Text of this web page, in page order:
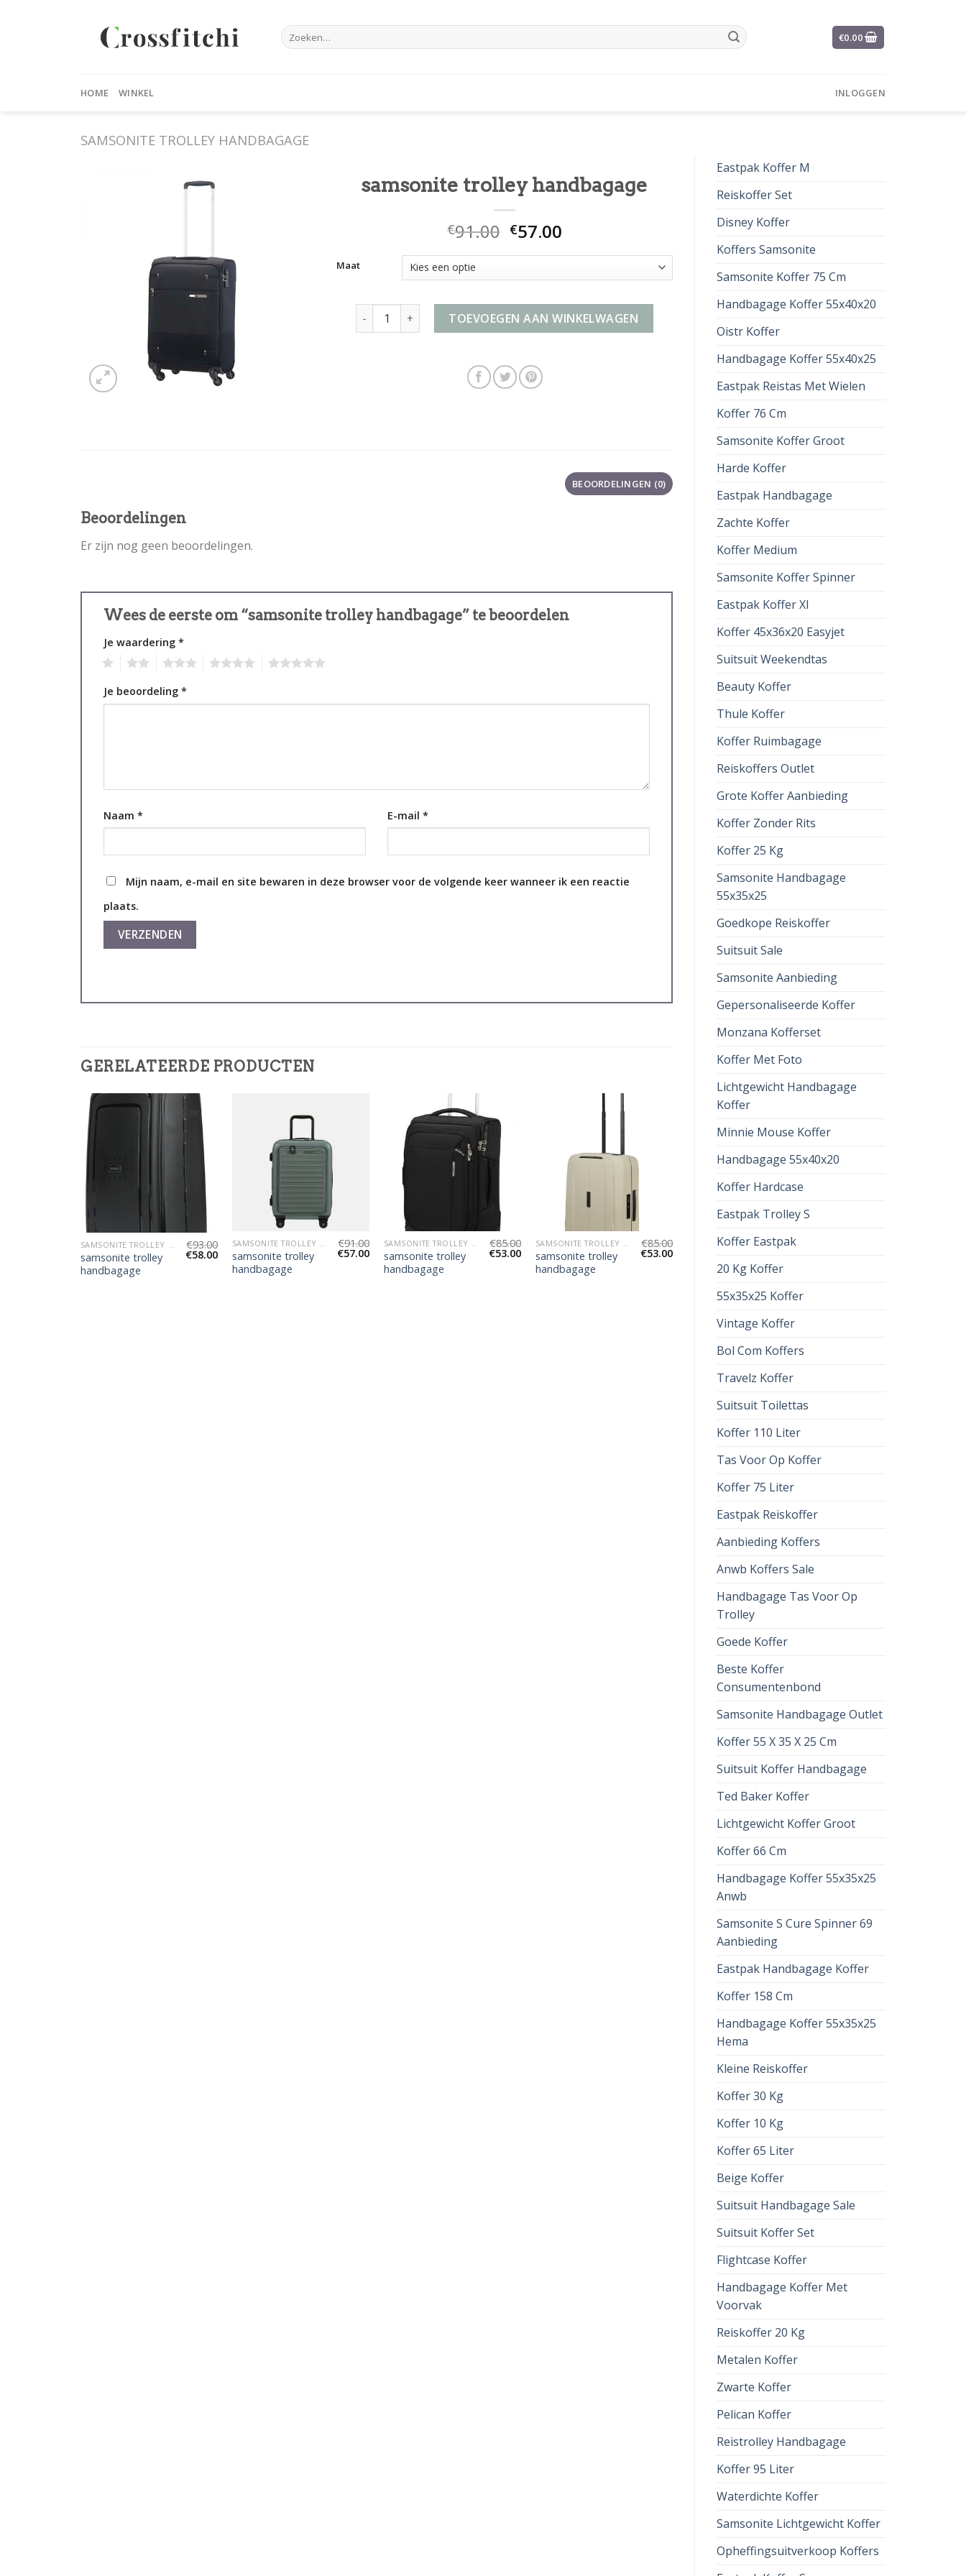
Zoeken
naar:
€0.00
HOME WINKEL INLOGGEN
SAMSONITE TROLLEY HANDBAGAGE
Eastpak Koffer M
Reiskoffer Set
Disney Koffer
Koffers Samsonite
Samsonite Koffer 75 Cm
Handbagage Koffer 55x40x20
Oistr Koffer
Handbagage Koffer 55x40x25
Eastpak Reistas Met Wielen
Koffer 76 Cm
Samsonite Koffer Groot
Harde Koffer
Eastpak Handbagage
Zachte Koffer
Koffer Medium
Samsonite Koffer Spinner
Eastpak Koffer Xl
Koffer 45x36x20 Easyjet
Suitsuit Weekendtas
Beauty Koffer
Thule Koffer
Koffer Ruimbagage
Reiskoffers Outlet
Grote Koffer Aanbieding
Koffer Zonder Rits
Koffer 25 Kg
Samsonite Handbagage
55x35x25
Goedkope Reiskoffer
Suitsuit Sale
Samsonite Aanbieding
Gepersonaliseerde Koffer
Monzana Kofferset
Koffer Met Foto
Lichtgewicht Handbagage
Koffer
Minnie Mouse Koffer
Handbagage 55x40x20
Koffer Hardcase
Eastpak Trolley S
Koffer Eastpak
20 Kg Koffer
55x35x25 Koffer
Vintage Koffer
Bol Com Koffers
Travelz Koffer
Suitsuit Toilettas
Koffer 110 Liter
Tas Voor Op Koffer
Koffer 75 Liter
Eastpak Reiskoffer
Aanbieding Koffers
Anwb Koffers Sale
Handbagage Tas Voor Op
Trolley
Goede Koffer
Beste Koffer
Consumentenbond
Samsonite Handbagage Outlet
Koffer 55 X 35 X 25 Cm
Suitsuit Koffer Handbagage
Ted Baker Koffer
Lichtgewicht Koffer Groot
Koffer 66 Cm
Handbagage Koffer 55x35x25
Anwb
Samsonite S Cure Spinner 69
Aanbieding
Eastpak Handbagage Koffer
Koffer 158 Cm
Handbagage Koffer 55x35x25
Hema
Kleine Reiskoffer
Koffer 30 Kg
Koffer 10 Kg
Koffer 65 Liter
Beige Koffer
Suitsuit Handbagage Sale
Suitsuit Koffer Set
Flightcase Koffer
Handbagage Koffer Met
Voorvak
Reiskoffer 20 Kg
Metalen Koffer
Zwarte Koffer
Pelican Koffer
Reistrolley Handbagage
Koffer 95 Liter
Waterdichte Koffer
Samsonite Lichtgewicht Koffer
Opheffingsuitverkoop Koffers
samsonite trolley handbagage
€91.00 €57.00
Maat
samsonite trolley handbagage aantal
TOEVOEGEN AAN WINKELWAGEN
BEOORDELINGEN (0)
Beoordelingen
Er zijn nog geen beoordelingen.
Wees de eerste om “samsonite trolley handbagage” te beoordelen
Je waardering *
Je beoordeling *
Naam * E-mail *
Mijn naam, e-mail en site bewaren in deze browser voor de volgende keer wanneer ik een reactie
plaats.
GERELATEERDE PRODUCTEN
SAMSONITE TROLLEY HANDBAGAGE
samsonite trolley
handbagage
€93.00
€58.00
samsonite trolley
handbagage
€91.00
€57.00
samsonite trolley
handbagage
€85.00
€53.00
samsonite trolley
handbagage
€85.00
€53.00